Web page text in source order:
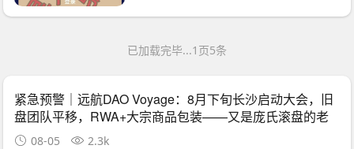
已加载完毕...1页5条
紧急预警｜远航DAO Voyage：8月下旬长沙启动大会，旧
盘团队平移，RWA+大宗商品包装——又是庞氏滚盘的老
剧本08-05 2.3k